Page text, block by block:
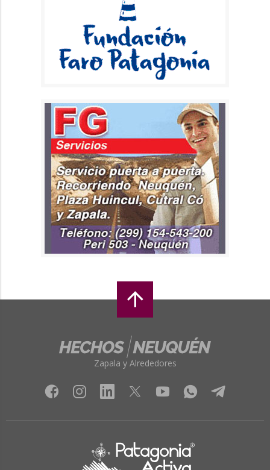
Zapala y Alrededores